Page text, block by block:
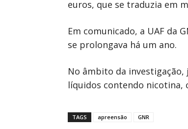
euros, que se traduzia em
Em comunicado, a UAF da
se prolongava há um ano.
No âmbito da
líquidos contendo nicotina,
TAGS apreensão GNR